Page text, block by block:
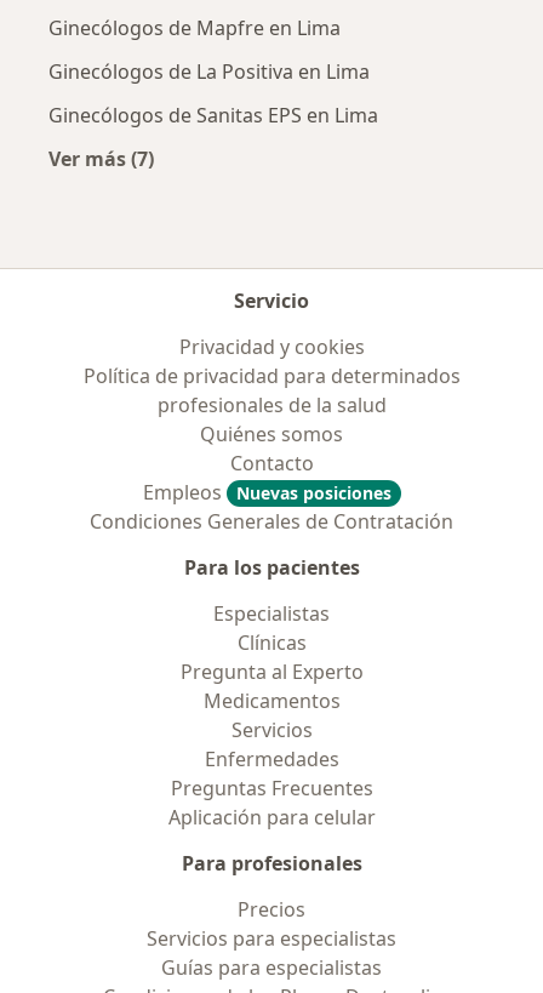
Ginecólogos de Mapfre en Lima
Ginecólogos de La Positiva en Lima
Ginecólogos de Sanitas EPS en Lima
Ver más (7)
Servicio
Privacidad y cookies
Política de privacidad para determinados
profesionales de la salud
Quiénes somos
Contacto
Empleos
Nuevas posiciones
Condiciones Generales de Contratación
Para los pacientes
Especialistas
Clínicas
Pregunta al Experto
Medicamentos
Servicios
Enfermedades
Preguntas Frecuentes
Aplicación para celular
Para profesionales
Precios
Servicios para especialistas
Guías para especialistas